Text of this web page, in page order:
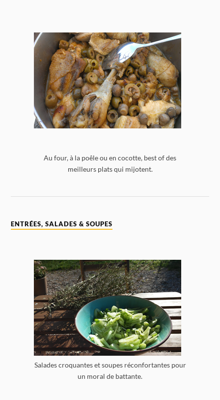
Au four, à la poêle ou en cocotte, best of des
meilleurs plats qui mijotent.
ENTRÉES, SALADES & SOUPES
Salades croquantes et soupes réconfortantes pour
un moral de battante.